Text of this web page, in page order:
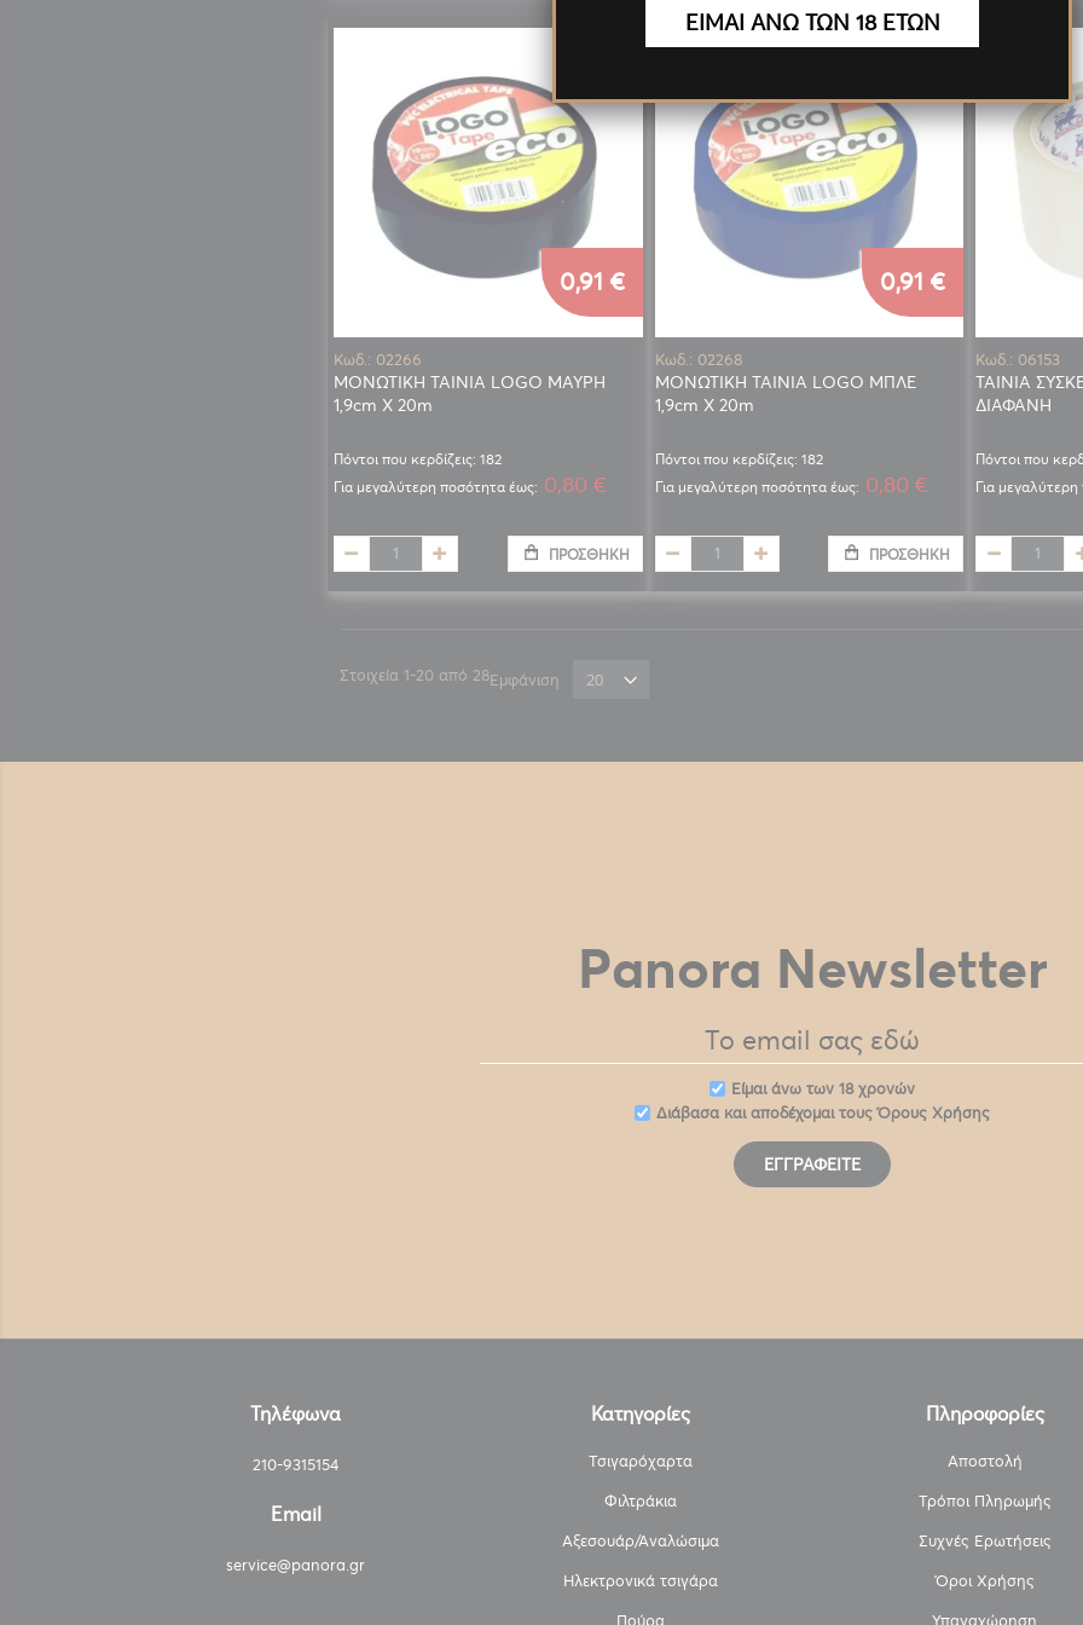
Κωδ.: 02266
ΜΟΝΩΤΙΚΗ ΤΑΙΝΙΑ LOGO ΜΑΥΡΗ
1,9cm X 20m
Πόντοι που κερδίζεις: 182
0,91 €
Για μεγαλύτερη ποσότητα έως: 0,80 €
ΠΡΟΣΘΉΚΗ
Κωδ.: 02268
ΜΟΝΩΤΙΚΗ ΤΑΙΝΙΑ LOGO ΜΠΛΕ
1,9cm X 20m
Πόντοι που κερδίζεις: 182
0,91 €
Για μεγαλύτερη ποσότητα έως: 0,80 €
ΠΡΟΣΘΉΚΗ
Κωδ.: 06153
ΤΑΙΝΙΑ
ΔΙΑΦΑΝΗ
Πόντοι που
Για
Στοιχεία 1-20 από 28Εμφάνιση
Panora Newsletter
Eίμαι άνω των 18 χρονών
Διάβασα και αποδέχομαι τουςΌρους Χρήσης
ΕΓΓΡΑΦΕΊΤΕ
Τηλέφωνα
210-9315154
Email
service@panora.gr
Κατηγορίες
Τσιγαρόχαρτα
Φιλτράκια
Αξεσουάρ/Αναλώσιμα
Ηλεκτρονικά τσιγάρα
Πούρα
Πληροφορίες
Αποστολή
Τρόποι Πληρωμής
Συχνές Ερωτήσεις
Όροι Χρήσης
Υπαναχώρηση
ΕΙΜΑΙ ΑΝΩ ΤΩΝ 18 ΕΤΩΝ